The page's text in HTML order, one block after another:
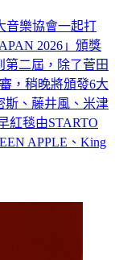
音樂協會一起打
2026」頒獎
第二屆，除了菅田
，稍晚將頒發6大
斯、藤井風、米津
紅毯由STARTO
APPLE、King